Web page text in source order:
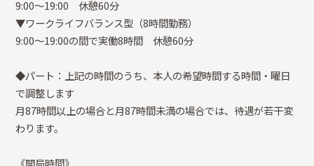
9:00～19:00 休憩60分
▼ワークライフバランス型（8時間勤務）
9:00～19:00の間で実働8時間 休憩60分
◆パート：上記の時間のうち、本人の希望時間する時間・曜日
で調整します
月87時間以上の場合と月87時間未満の場合では、待遇が若干変
わります。
《開局時間》